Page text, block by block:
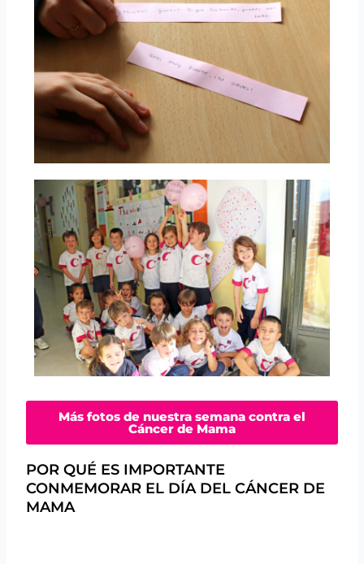
Más fotos de nuestra semana contra el
Cáncer de Mama
POR QUÉ ES IMPORTANTE
CONMEMORAR EL DÍA DEL CÁNCER DE
MAMA